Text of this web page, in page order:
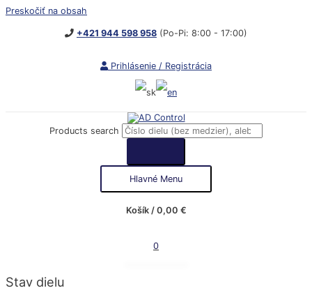
Preskočiť na obsah
+421 944 598 958 (Po-Pi: 8:00 - 17:00)
Prihlásenie / Registrácia
Products search
Hlavné Menu
Košík/ 0,00 €
0
Stav dielu